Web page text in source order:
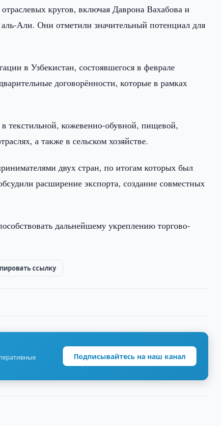
кругов, включая Даврона Вахабова и
Али. Они отметили значительный потенциал для
в Узбекистан, состоявшегося в феврале
договорённости, которые в рамках
текстильной, кожевенно-обувной, пищевой,
а также в сельском хозяйстве.
двух стран, по итогам которых был
расширение экспорта, создание совместных
дальнейшему укреплению торгово-
ссылку
Подписывайтесь на наш канал